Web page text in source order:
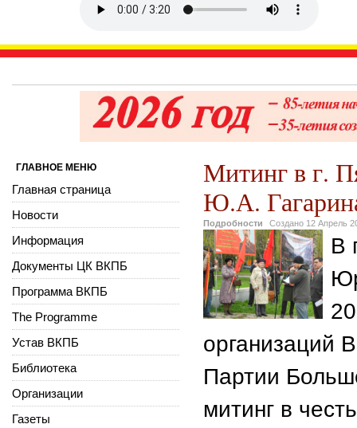
Митинг в г.
Ю.А.
Подробности Создано 12 Апрель
В
организаций
Партии
митинг в
ГЛАВНОЕ МЕНЮ
Главная страница
Новости
Информация
Документы ЦК ВКПБ
Программа ВКПБ
The Programme
Устав ВКПБ
Библиотека
Организации
Газеты